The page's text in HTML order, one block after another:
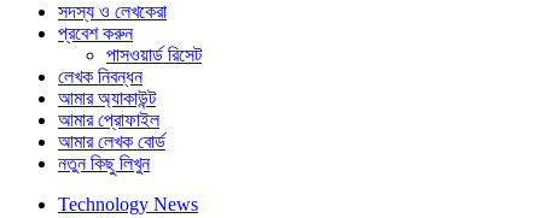
সদস্য ও লেখকেরা
প্রবেশ করুন
পাসওয়ার্ড রিসেট
লেখক নিবন্ধন
আমার অ্যাকাউন্ট
আমার প্রোফাইল
আমার লেখক বোর্ড
নতুন কিছু লিখুন
Technology News